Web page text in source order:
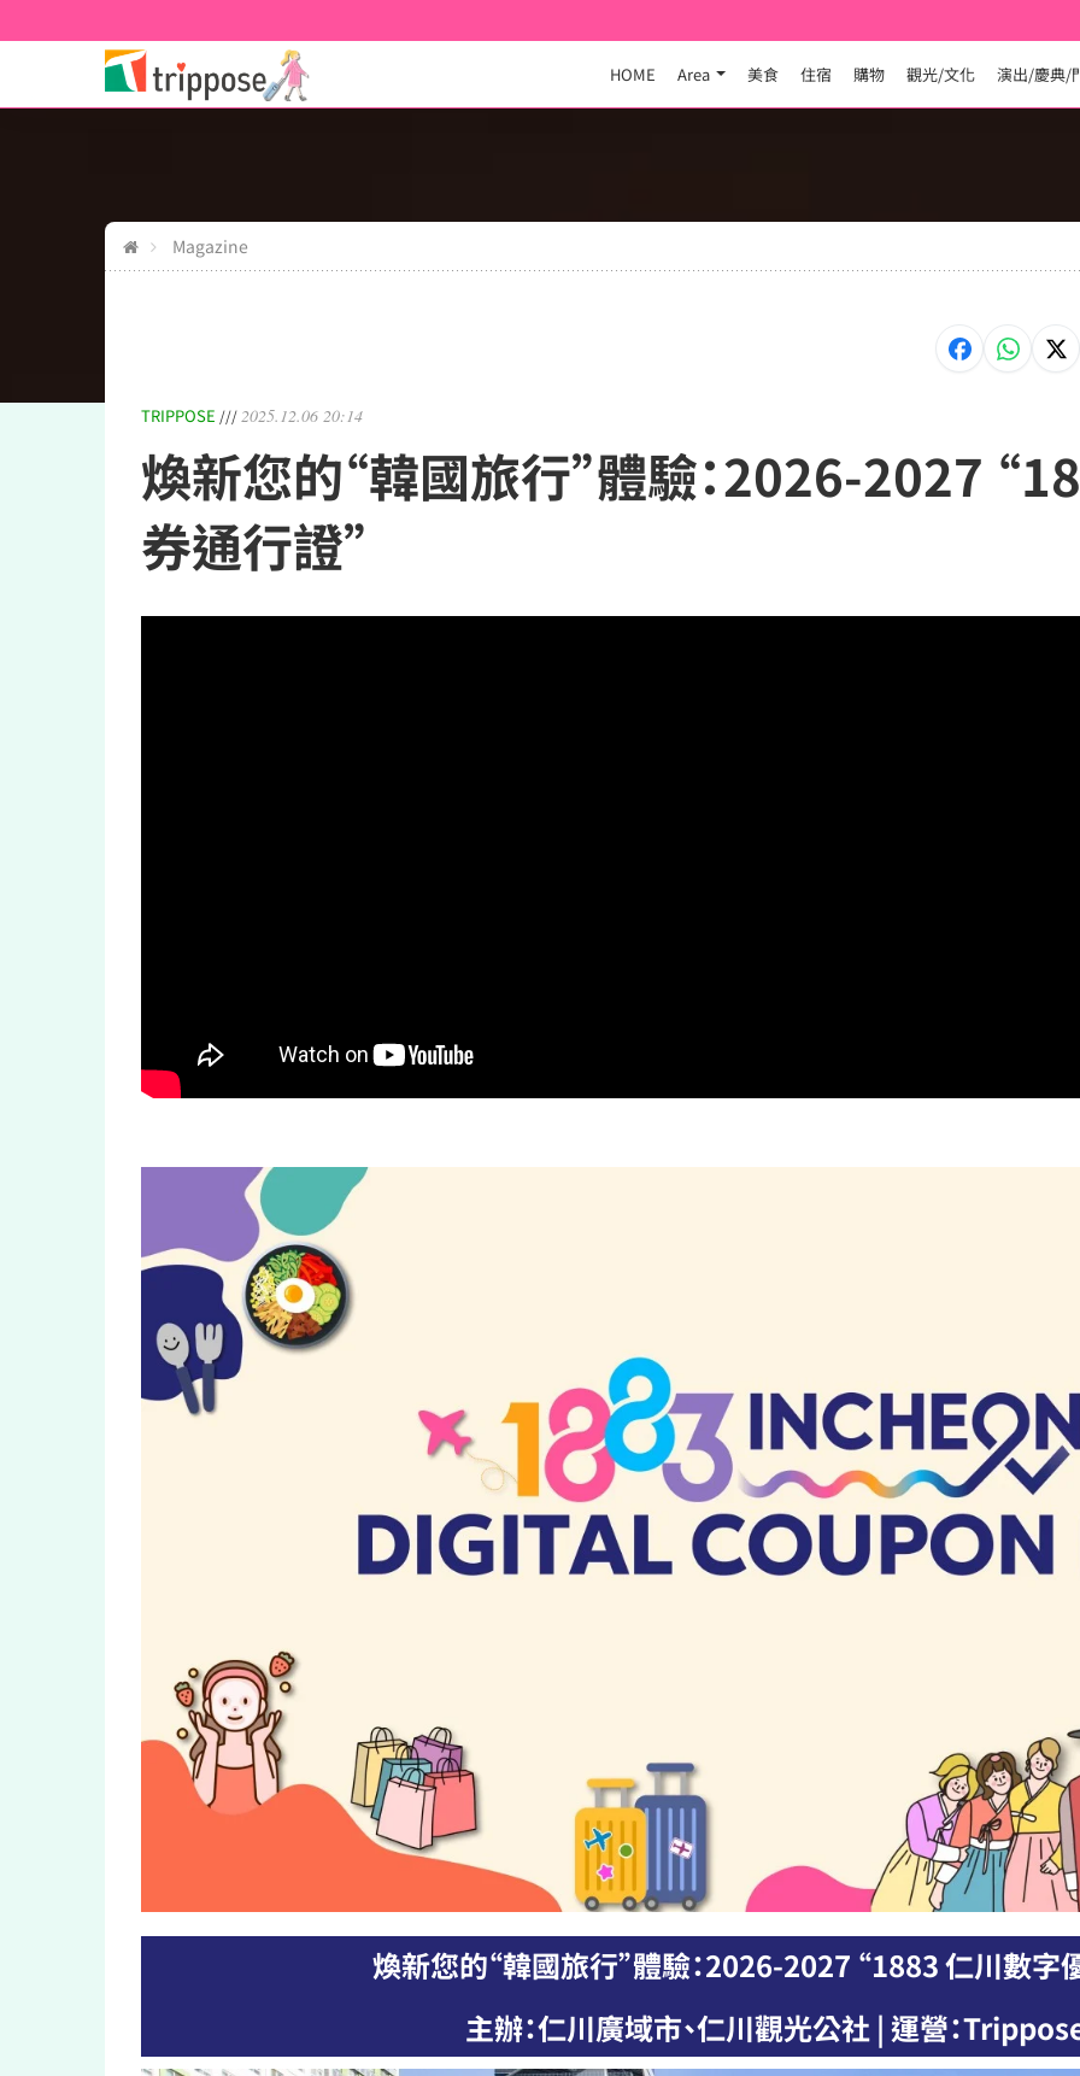
HOME Area 美食 住宿 購物 觀光/文化 演出/慶典/
Magazine
TRIPPOSE ///2025.12.06 20:14
煥新您的“韓國旅行”體驗：2026-2027
券通行證”
煥新您的“韓國旅行”體驗：2026-2027 “1883 仁川數字
主辦：仁川廣域市、仁川觀光公社 | 運營：